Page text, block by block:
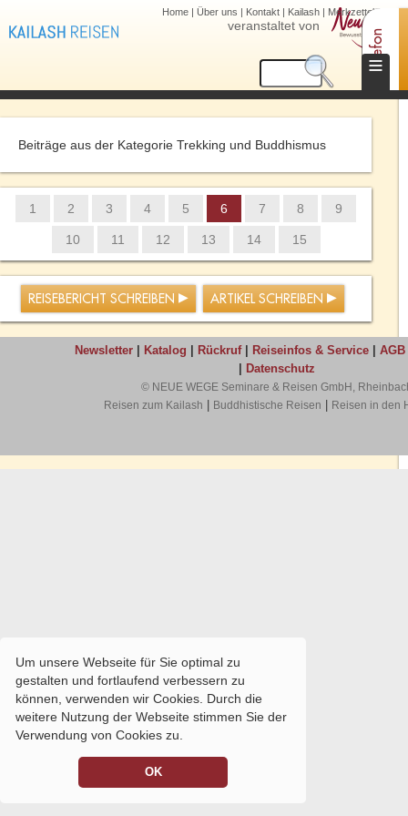
Um unsere Webseite für Sie optimal zu
gestalten und fortlaufend verbessern zu
können, verwenden wir Cookies. Durch die
weitere Nutzung der Webseite stimmen Sie der
Verwendung von Cookies zu.
OK
veranstaltet von
Home | Über uns | Kontakt | Kailash | Merkzettel (0)
≡
Beiträge aus der Kategorie Trekking und Buddhismus
1 2 3 4 5 6 7 8 9
10 11 12 13 14 15
REISEBERICHT SCHREIBEN ARTIKEL SCHREIBEN
Telefon
Newsletter| Katalog Rückruf| Reiseinfos & Service| AGB
Datenschutz
© NEUE WEGE Seminare & Reisen GmbH,
Reisen zum Kailash
Buddhistische Reisen Reisen in den